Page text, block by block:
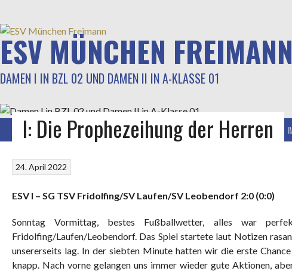
Inhalt
ESV MÜNCHEN FREIMANN
DAMEN I IN BZL 02 UND DAMEN II IN A-KLASSE 01
STARTSEITE GALERIE TRAINING SPIELBERICHTE KADER LIGABETRIEB
I: Die Prophezeihung der Herren
24. April 2022
ESV I – SG TSV Fridolfing/SV Laufen/SV Leobendorf 2:0 (0:0)
Sonntag Vormittag, bestes Fußballwetter, alles war
Fridolfing/Laufen/Leobendorf. Das Spiel startete laut Notizen
unsererseits lag. In der siebten Minute hatten wir die erste
knapp. Nach vorne gelangen uns immer wieder gute Aktionen,